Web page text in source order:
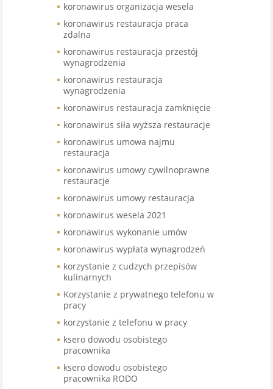
koronawirus organizacja wesela
koronawirus restauracja praca
zdalna
koronawirus restauracja przestój
wynagrodzenia
koronawirus restauracja
wynagrodzenia
koronawirus restauracja zamknięcie
koronawirus siła wyższa restauracje
koronawirus umowa najmu
restauracja
koronawirus umowy cywilnoprawne
restauracje
koronawirus umowy restauracja
koronawirus wesela 2021
koronawirus wykonanie umów
koronawirus wypłata wynagrodzeń
korzystanie z cudzych przepisów
kulinarnych
Korzystanie z prywatnego telefonu w
pracy
korzystanie z telefonu w pracy
ksero dowodu osobistego
pracownika
ksero dowodu osobistego
pracownika RODO